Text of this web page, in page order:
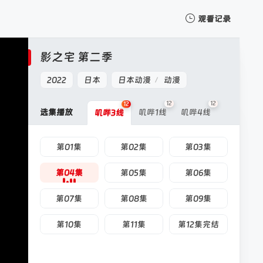
观看记录
影之宅 第二季
2022 日本 日本动漫 / 动漫
选集播放 叽哔3线
12
叽哔1线
12
叽哔4线
12
第01集 第02集 第03集
第04集 第05集 第06集
第07集 第08集 第09集
第10集 第11集 第12集完结